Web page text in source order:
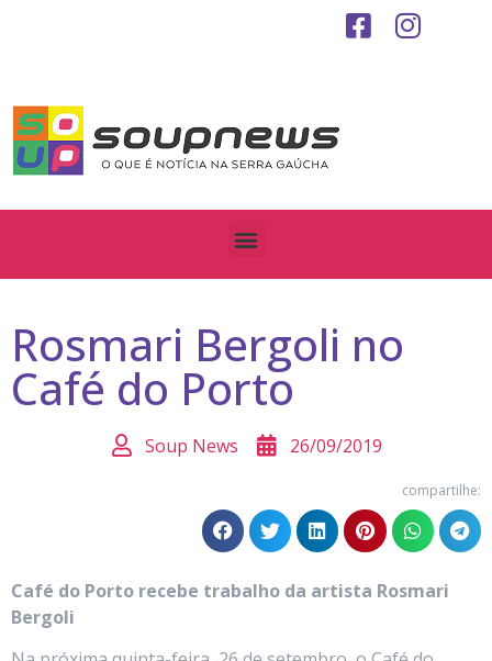
Rosmari Bergoli no
Café do Porto
Soup News 26/09/2019
compartilhe:
Café do Porto recebe trabalho da artista Rosmari
Bergoli